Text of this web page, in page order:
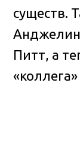
существ.
Питт, а